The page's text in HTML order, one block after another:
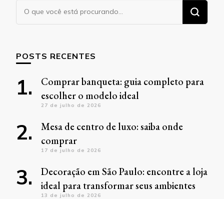
Procurando
algo?
POSTS RECENTES
Comprar banqueta: guia completo para
escolher o modelo ideal
27 de julho de 2026
Mesa de centro de luxo: saiba onde
comprar
17 de julho de 2026
Decoração em São Paulo: encontre a loja
ideal para transformar seus ambientes
13 de julho de 2026